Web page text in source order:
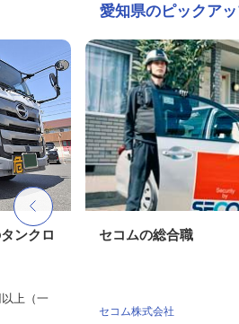
愛知県のピックア
ンクロ
上（一
セコムの総合職
セコム株式会社